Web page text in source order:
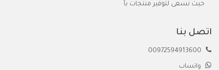
حيث نسعى لتوفير منتجات بأ
اتصل بنا
واتساب